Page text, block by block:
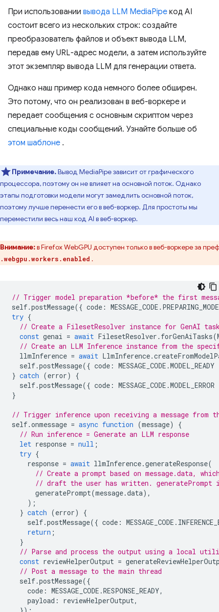
При использовании вывода LLM MediaPipe код AI
состоит всего из нескольких строк: создайте
преобразователь файлов и объект вывода LLM,
передав ему URL-адрес модели, а затем используйте
этот экземпляр вывода LLM для генерации ответа.
Однако наш пример кода немного более обширен.
Это потому, что он реализован в веб-воркере и
передает сообщения с основным скриптом через
специальные коды сообщений. Узнайте больше об
этом шаблоне .
Примечание.Вывод MediaPipe зависит от графического
процессора, поэтому он не влияет на основной поток. Однако
этапы подготовки модели могут замедлить основной поток,
поэтому лучше перенести его в веб-воркер. Для простоты мы
переместили весь наш код AI в веб-воркер.
Внимание:в Firefox WebGPU доступен только в веб-воркере за
.
// Trigger model preparation *before* the first
self.postMessage({ code : MESSAGE_CODE .
try {
// Create a FilesetResolver instance for GenAI
const genai = await FilesetResolver . forGenAiTasks(
// Create an LLM Inference instance from the
llmInference = await LlmInference.
self.postMessage({ code : MESSAGE_CODE .MODEL_READY
} catch (error)
{
self.postMessage({ code : MESSAGE_CODE .MODEL_ERROR
}
// Trigger inference upon receiving a message from
self.onmessage = async function (message)
{
// Run inference = Generate an LLM response
let response = null ;
try {
response = await llmInference.generateResponse(
// Create a prompt based on message.data,
// draft the user has written.
generatePrompt(message.data),
);
} catch (error)
{
self.postMessage({ code : MESSAGE_CODE .
return ;
}
// Parse and process the output using a local
const reviewHelperOutput =
// Post a message to the main thread
self.postMessage({
code : MESSAGE_CODE .RESPONSE_READY,
payload : reviewHelperOutput,